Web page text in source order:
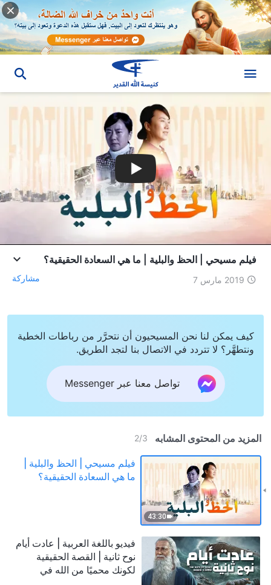
فيلم مسيحي | الحظ والبلية | ما هي السعادة الحقيقية؟
2019 مارس 7 مشاركة
كيف يمكن لنا نحن المسيحيون أن نتحرَّر من رباطات الخطية
ونتطهَّر؟ لا تتردد في الاتصال بنا لتجد الطريق.
تواصل معنا عبر Messenger
المزيد من المحتوى المشابه 2/3
43:30
فيلم مسيحي | الحظ والبلية |
ما هي السعادة الحقيقية؟
فيديو باللغة العربية | عادت أيام
نوح ثانية | القصة الحقيقية
لكونك محميًا من الله في